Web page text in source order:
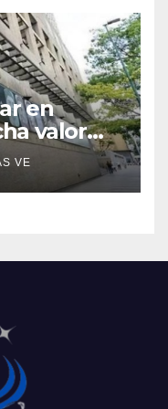
en
valor
de 2026
VE